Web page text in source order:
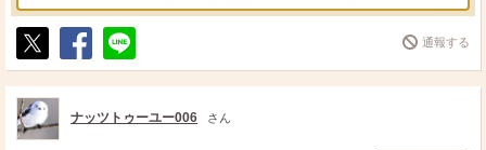
ポ
ス
ト
シ
ェ
送
る
通報する
ナッツトゥーユー006 さん